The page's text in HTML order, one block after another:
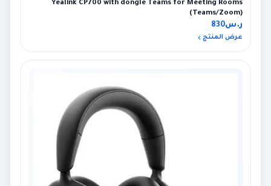
Yealink CP700 with dongle Teams for Meeting Rooms
(Teams/Zoom)
ر.س830
عرض المنتج